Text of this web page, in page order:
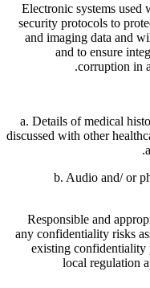
Electronic systems
security protocols to
and imaging data and
and to ensure
corruption in
a. Details of medical
discussed with other
b. Audio and/ or
Responsible and
any confidentiality risks
existing confidentiality
local regulation